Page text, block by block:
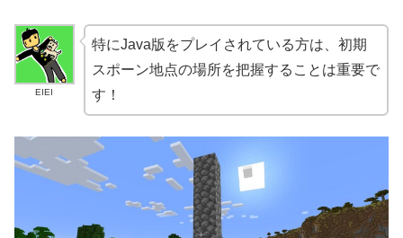
EIEI
特にJava版をプレイされている方は、初期
スポーン地点の場所を把握することは重要で
す！